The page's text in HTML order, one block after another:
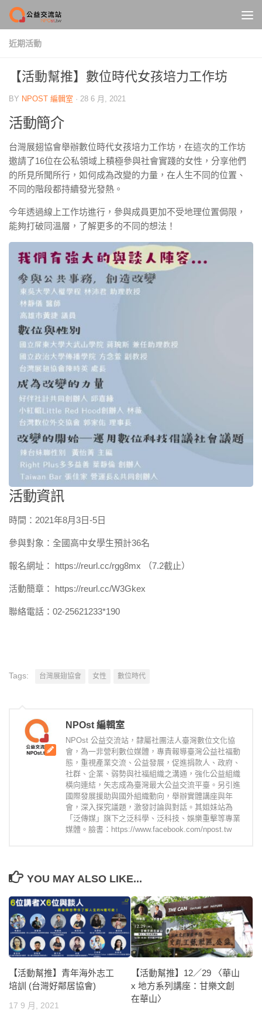
Skip to content
近期活動
【活動幫推】數位時代女孩培力工作坊
BY NPOST 編輯室 · 28 6 月, 2021
活動簡介
台灣展翅協會舉辦數位時代女孩培力工作坊，在這次的工作坊
邀請了16位在公私領域上積極參與社會實踐的女性，分享他們
的所見所聞所行，如何成為改變的力量，在人生不同的位置、
不同的階段都持續發光發熱。
今年透過線上工作坊進行，參與成員更加不受地理位置侷限，
能夠打破同溫層，了解更多的不同的想法！
活動資訊
時間：2021年8月3日-5日
參與對象：全國高中女學生預計36名
報名網址： https://reurl.cc/rgg8mx （7.2截止）
活動簡章： https://reurl.cc/W3Gkex
聯絡電話：02-25621233*190
Tags: 台灣展翅協會 女性 數位時代
NPOst 編輯室
NPOst 公益交流站，隸屬社團法人臺灣數位文化協
會，為一非營利數位媒體，專責報導臺灣公益社福動
態，重視產業交流、公益發展，促進捐款人、政府、
社群、企業、弱勢與社福組織之溝通，強化公益組織
橫向連結，矢志成為臺灣最大公益交流平臺。另引進
國際發展援助與國外組織動向，舉辦實體講座與年
會，深入探究議題，激發討論與對話。其姐妹站為
「泛傳媒」旗下之泛科學、泛科技、娛樂重擊等專業
媒體。臉書：https://www.facebook.com/npost.tw
YOU MAY ALSO LIKE...
【活動幫推】青年海外志工
培訓 (台灣好鄰居協會)
17 9 月, 2021
【活動幫推】12／29 〈華山
x 地方系列講座：甘樂文創
在華山〉